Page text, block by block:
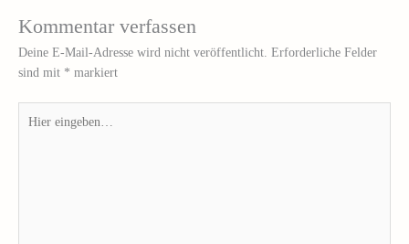
Kommentar verfassen
Deine E-Mail-Adresse wird nicht veröffentlicht. Erforderliche Felder
sind mit * markiert
eingeben…